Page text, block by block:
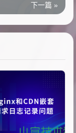
下一篇 »